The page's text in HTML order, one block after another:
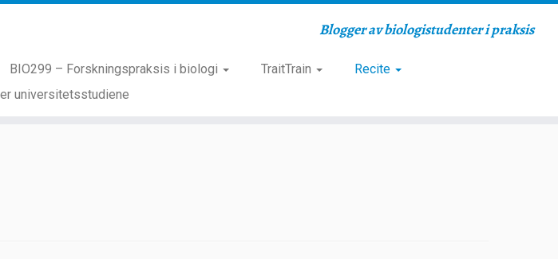
Blogger av biologistudenter i praksis
BIO299 – Forskningspraksis i biologi TraitTrain
Recite
universitetsstudiene